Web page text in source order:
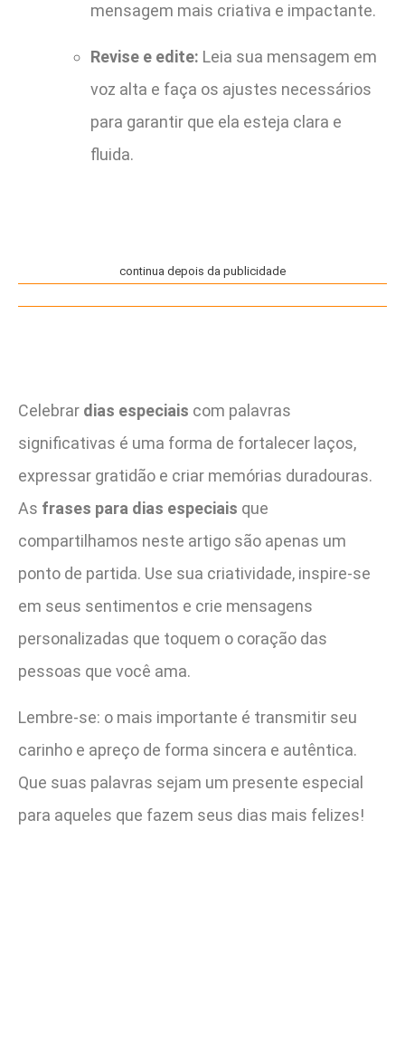
mensagem mais criativa e impactante.
Revise e edite: Leia sua mensagem em
voz alta e faça os ajustes necessários
para garantir que ela esteja clara e
fluida.
continua depois da publicidade
Celebrar dias especiais com palavras
significativas é uma forma de fortalecer laços,
expressar gratidão e criar memórias duradouras.
As frases para dias especiais que
compartilhamos neste artigo são apenas um
ponto de partida. Use sua criatividade, inspire-se
em seus sentimentos e crie mensagens
personalizadas que toquem o coração das
pessoas que você ama.
Lembre-se: o mais importante é transmitir seu
carinho e apreço de forma sincera e autêntica.
Que suas palavras sejam um presente especial
para aqueles que fazem seus dias mais felizes!